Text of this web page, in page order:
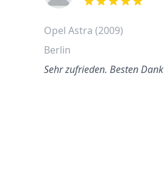
out of 5 stars
Opel Astra (2009)
Berlin
Sehr zufrieden. Besten Dank